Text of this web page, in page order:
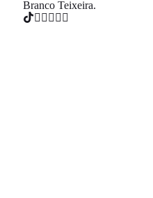
Branco Teixeira.